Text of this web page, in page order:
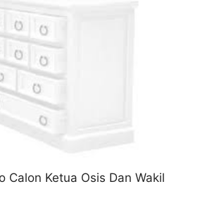
Calon Ketua Osis Dan Wakil